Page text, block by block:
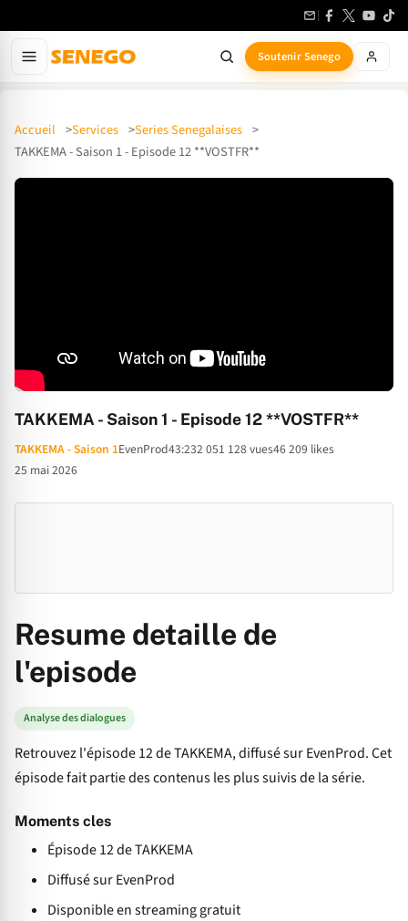
Soutenir Senego
Accueil Services
Series Senegalaises
TAKKEMA - Saison 1 - Episode 12 **VOSTFR**
TAKKEMA - Saison 1 - Episode 12 **VOSTFR**
TAKKEMA - Saison 1EvenProd43:232 051 128 vues46 209 likes
25 mai 2026
Resume detaille de
l'episode
Analyse des dialogues
Retrouvez l'épisode 12 de TAKKEMA, diffusé sur EvenProd. Cet
épisode fait partie des contenus les plus suivis de la série.
Moments cles
Épisode 12 de TAKKEMA
Diffusé sur EvenProd
Disponible en streaming gratuit